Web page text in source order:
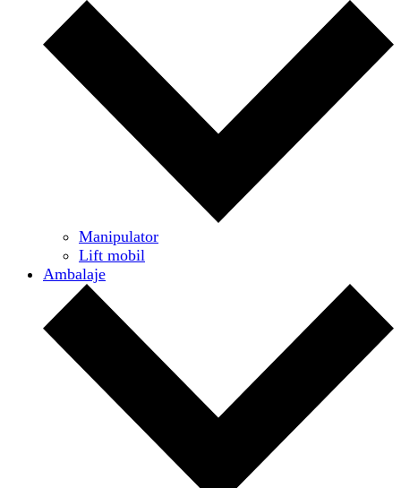
Manipulator
Lift mobil
Ambalaje